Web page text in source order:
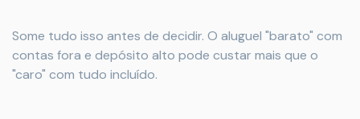
Some tudo isso antes de decidir. O aluguel "barato" com
contas fora e depósito alto pode custar mais que o
"caro" com tudo incluído.